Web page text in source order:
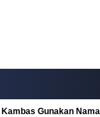
Gunakan